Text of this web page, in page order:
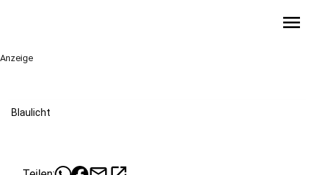
menu
Anzeige
Blaulicht